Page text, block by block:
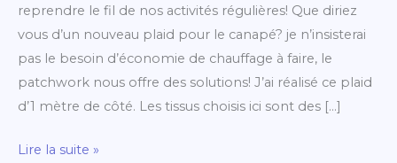
reprendre le fil de nos activités régulières! Que diriez
vous d’un nouveau plaid pour le canapé? je n’insisterai
pas le besoin d’économie de chauffage à faire, le
patchwork nous offre des solutions! J’ai réalisé ce plaid
d’1 mètre de côté. Les tissus choisis ici sont des […]
Lire la suite »